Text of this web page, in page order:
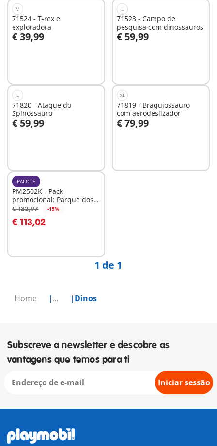
Home ... Dinos
M
71524 - T-rex e
exploradora
€ 39,99
Ao carrinho
L
71523 - Campo de
pesquisa com dinossauros
€ 59,99
Ao carrinho
L
71820 - Ataque do
Spinossauro
€ 59,99
Ao carrinho
XL
71819 - Braquiossauro
com aerodeslizador
€ 79,99
Ao carrinho
PACOTE
PM2502K - Pack
promocional: Parque dos
dinossauros
€ 132,97 -15%
€ 113,02
Ao carrinho
1 de 1
Subscreve a newsletter e descobre as
vantagens que temos para ti
Iniciar sessão